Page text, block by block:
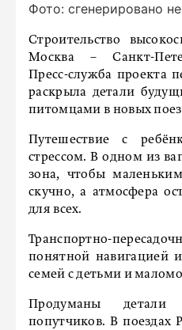
Фото: сгенерировано
Строительство
Москва – Санкт-
Пресс-служба проекта
раскрыла детали
питомцами в новых
Путешествие с
стрессом. В одном из
зона, чтобы
скучно, а атмосфера
для всех.
Транспортно-
понятной навигацией
семей с детьми и
Продуманы
попутчиков. В поездах